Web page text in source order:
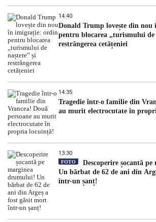
14:40
Donald Trump lovește din
pentru blocarea „turismului de
restrângerea cetățeniei
14:35
Tragedie într-o familie din
au murit electrocutate în
13:30
FOTO
Descoperire șocantă
Un bărbat de 62 de ani din
într-un șanț!